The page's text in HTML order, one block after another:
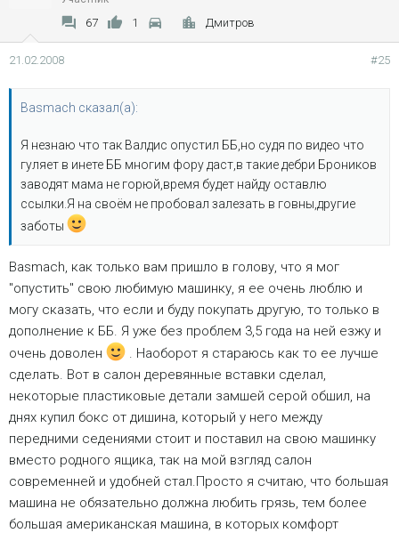
67 1 Дмитров
21.02.2008 #25
Basmach сказал(а):
Я незнаю что так Валдис опустил ББ,но судя по видео что
гуляет в инете ББ многим фору даст,в такие дебри Броников
заводят мама не горюй,время будет найду оставлю
ссылки.Я на своём не пробовал залезать в говны,другие
заботы
Basmach, как только вам пришло в голову, что я мог
"опустить" свою любимую машинку, я ее очень люблю и
могу сказать, что если и буду покупать другую, то только в
дополнение к ББ. Я уже без проблем 3,5 года на ней езжу и
очень доволен
. Наоборот я стараюсь как то ее лучше
сделать. Вот в салон деревянные вставки сделал,
некоторые пластиковые детали замшей серой обшил, на
днях купил бокс от дишина, который у него между
передними седениями стоит и поставил на свою машинку
вместо родного ящика, так на мой взгляд салон
современней и удобней стал.Просто я считаю, что большая
машина не обязательно должна любить грязь, тем более
большая американская машина, в которых комфорт